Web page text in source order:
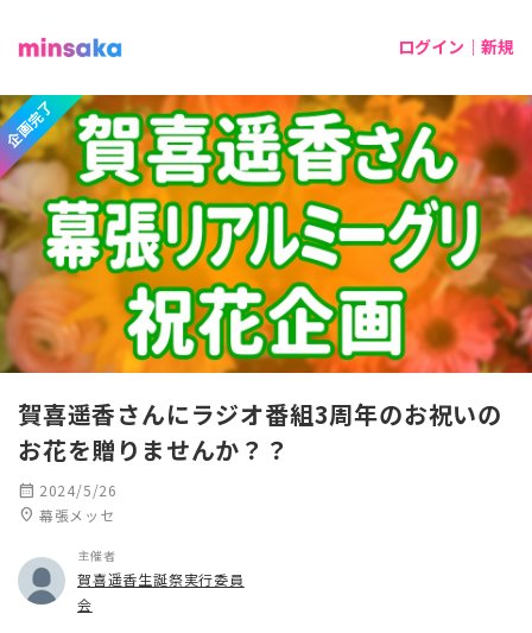
ログイン｜新規
企画完了
賀喜遥香さんにラジオ番組3周年のお祝いの
お花を贈りませんか？？
calendar_month 2024/5/26
location_on 幕張メッセ
主催者
賀喜遥香生誕祭実行委員
会